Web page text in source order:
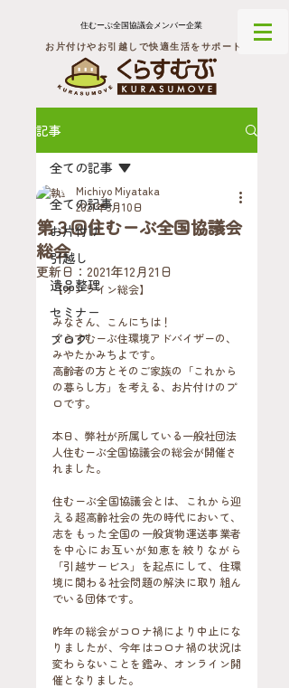
住むーぶ全国協議会メンバー企業
お片付けやお引越しで快適生活をサポート
記事
全ての記事
お片付け
引越し
遺品整理
セミナー
ブログ
全ての記事
第３回住むーぶ全国協議会
総会
Michiyo Miyataka
2021年5月10日
更新日： 2021年12月21日
【オンライン総会】
みなさん、こんにちは！
くらすむーぶ住環境アドバイザーの、
みやたかみちよです。
高齢者の方とそのご家族の「これから
の暮らし方」を考える、お片付けのプ
ロです。
本日、弊社が所属している一般社団法
人住むーぶ全国協議会の総会が開催さ
れました。
住むーぶ全国協議会とは、これから迎
える超高齢社会の先の時代において、
志をもった全国の一般貨物運送事業者
を中心にお互いが知恵を絞りながら
「引越サービス」を起点にして、住環
境に関わる社会問題の解決に取り組ん
でいる団体です。
昨年の総会がコロナ禍により中止にな
りましたが、今年はコロナ禍の状況は
変わらないことを鑑み、オンライン開
催となりました。